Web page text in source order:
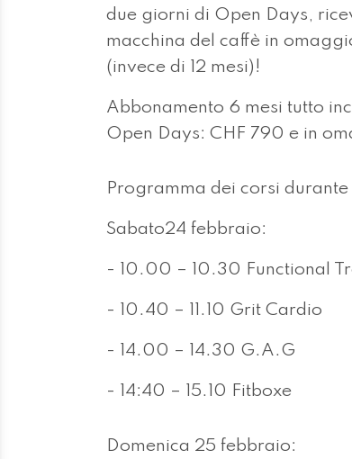
due giorni di Open Days,
macchina del caffè in
(invece di 12 mesi)!
Abbonamento 6 mesi tutto
Open Days: CHF 790 e in
Programma dei corsi
Sabato24 febbraio:
- 10.00 – 10.30 Functional
- 10.40 – 11.10 Grit Cardio
- 14.00 – 14.30 G.A.G
- 14:40 – 15.10 Fitboxe
Domenica 25 febbraio: